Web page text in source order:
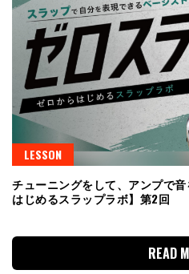
LESSON
チューニングをして、アンプで
はじめるスラップラボ】第2回
READ